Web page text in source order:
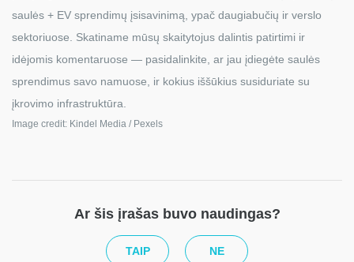
saulės + EV sprendimų įsisavinimą, ypač daugiabučių ir verslo
sektoriuose. Skatiname mūsų skaitytojus dalintis patirtimi ir
idėjomis komentaruose — pasidalinkite, ar jau įdiegėte saulės
sprendimus savo namuose, ir kokius iššūkius susiduriate su
įkrovimo infrastruktūra.
Image credit: Kindel Media / Pexels
Ar šis įrašas buvo naudingas?
TAIP NE